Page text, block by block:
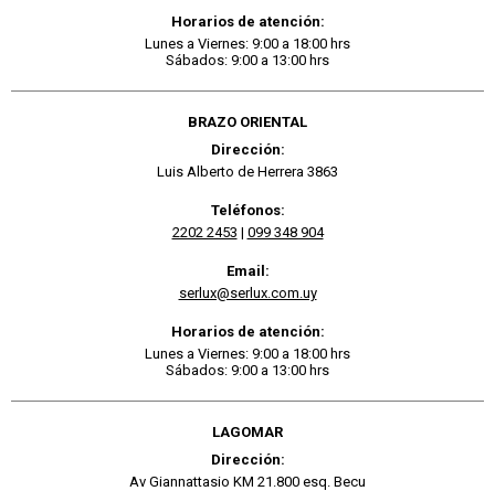
Horarios de atención:
Lunes a Viernes: 9:00 a 18:00 hrs
Sábados: 9:00 a 13:00 hrs
BRAZO ORIENTAL
Dirección:
Luis Alberto de Herrera 3863
Teléfonos:
2202 2453 | 099 348 904
Email:
serlux@serlux.com.uy
Horarios de atención:
Lunes a Viernes: 9:00 a 18:00 hrs
Sábados: 9:00 a 13:00 hrs
LAGOMAR
Dirección:
Av Giannattasio KM 21.800 esq. Becu